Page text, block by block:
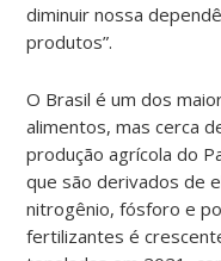
diminuir nossa
produtos”.
O Brasil é um dos
alimentos, mas cerca
produção agrícola do
que são derivados de
nitrogênio, fósforo e
fertilizantes é